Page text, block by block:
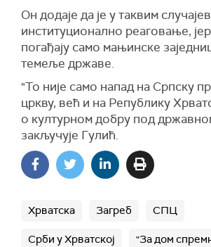
Он додаје да је у таквим
институционално реаговање,
погађају само мањинске
темеље државе.
"То није само напад на Српску
цркву, већ и на Републику
о културном добру под
закључује Гулић.
Хрватска Загреб СПЦ
Срби у Хрватској "За дом